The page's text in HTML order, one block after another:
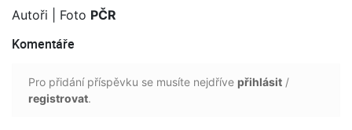
Autoři | Foto PČR
Komentáře
Pro přidání příspěvku se musíte nejdříve přihlásit /
registrovat.